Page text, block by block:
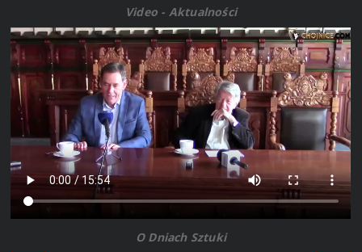
Video - Aktualności
O Dniach Sztuki